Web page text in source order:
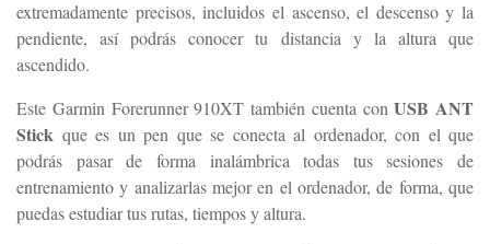
extremadamente precisos, incluidos el ascenso, el descenso y la
pendiente, así podrás conocer tu distancia y la altura que
ascendido.
Este Garmin Forerunner 910XT también cuenta conUSB ANT
Stick que es un pen que se conecta al ordenador, con el que
podrás pasar de forma inalámbrica todas tus sesiones de
entrenamiento y analizarlas mejor en el ordenador, de forma, que
puedas estudiar tus rutas, tiempos y altura.